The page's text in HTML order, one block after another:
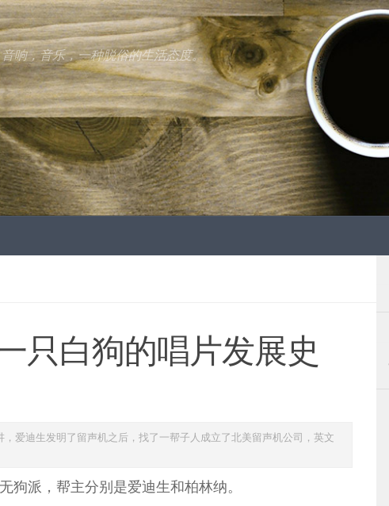
音响，音乐，一种脱俗的生活态度。
只白狗的唱片发展史
爱迪生发明了留声机之后，找了一帮子人成立了北美留声机公司，英文
狗派，帮主分别是爱迪生和柏林纳。